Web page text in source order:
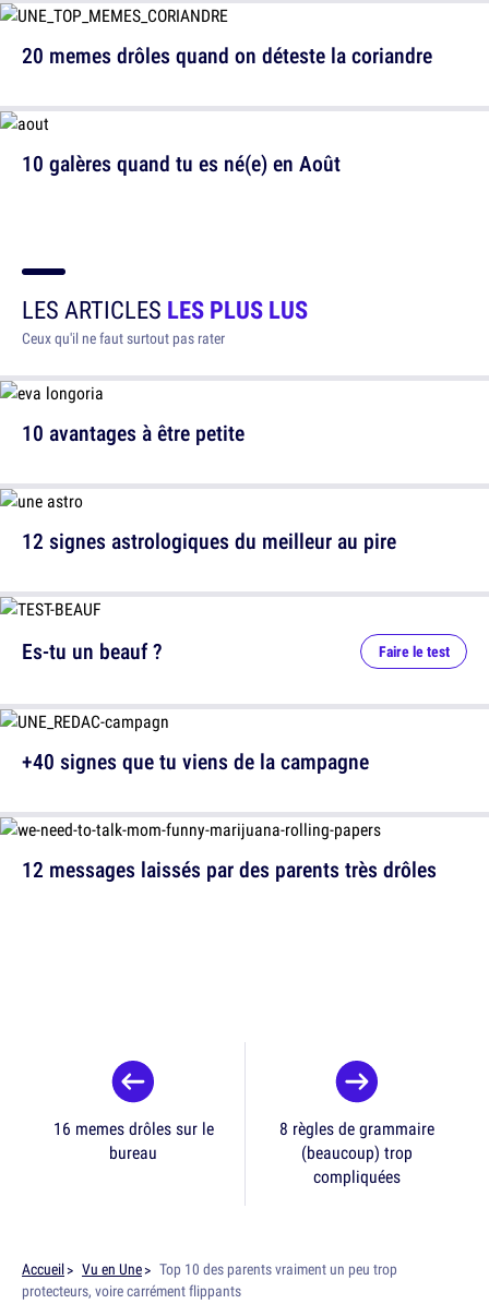
20 memes drôles quand on déteste la coriandre
10 galères quand tu es né(e) en Août
LES ARTICLES LES PLUS LUS
Ceux qu'il ne faut surtout pas rater
10 avantages à être petite
12 signes astrologiques du meilleur au pire
12 messages laissés par des parents très drôles
Es-tu un beauf ? Faire le test
+40 signes que tu viens de la campagne
16 memes drôles sur le
bureau
8 règles de grammaire
(beaucoup) trop
compliquées
Accueil Vu en Une
Top 10 des parents vraiment un peu trop
protecteurs, voire carrément flippants